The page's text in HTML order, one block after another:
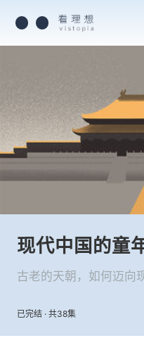
现代中国的童
古老的天朝，如何迈向
已完结 · 共38集